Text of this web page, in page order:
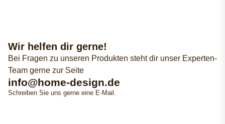
Wir helfen dir gerne!
Bei Fragen zu unseren Produkten steht dir unser Experten-
Team gerne zur Seite
info@home-design.de
Schreiben Sie uns gerne eine E-Mail.